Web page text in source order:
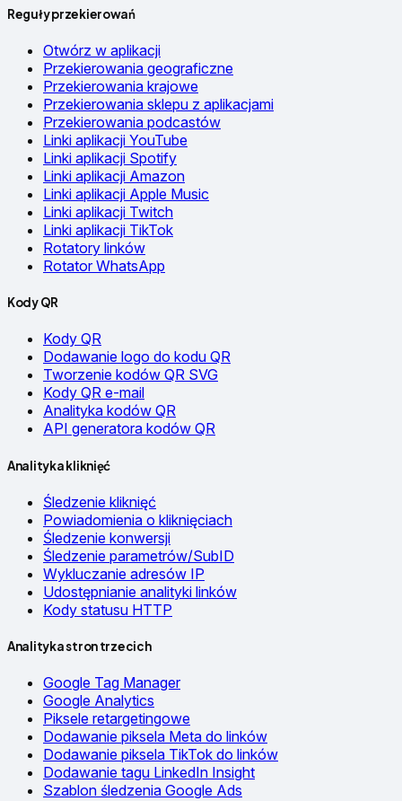
Reguły przekierowań
Otwórz w aplikacji
Przekierowania geograficzne
Przekierowania krajowe
Przekierowania sklepu z aplikacjami
Przekierowania podcastów
Linki aplikacji YouTube
Linki aplikacji Spotify
Linki aplikacji Amazon
Linki aplikacji Apple Music
Linki aplikacji Twitch
Linki aplikacji TikTok
Rotatory linków
Rotator WhatsApp
Kody QR
Kody QR
Dodawanie logo do kodu QR
Tworzenie kodów QR SVG
Kody QR e-mail
Analityka kodów QR
API generatora kodów QR
Analityka kliknięć
Śledzenie kliknięć
Powiadomienia o kliknięciach
Śledzenie konwersji
Śledzenie parametrów/SubID
Wykluczanie adresów IP
Udostępnianie analityki linków
Kody statusu HTTP
Analityka stron trzecich
Google Tag Manager
Google Analytics
Piksele retargetingowe
Dodawanie piksela Meta do linków
Dodawanie piksela TikTok do linków
Dodawanie tagu LinkedIn Insight
Szablon śledzenia Google Ads